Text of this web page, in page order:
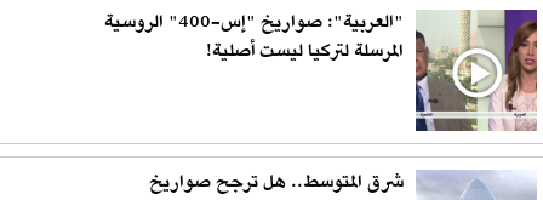
"العربية": صواريخ "إس-400" الروسية
المرسلة لتركيا ليست أصلية!
شرق المتوسط.. هل ترجح صواريخ